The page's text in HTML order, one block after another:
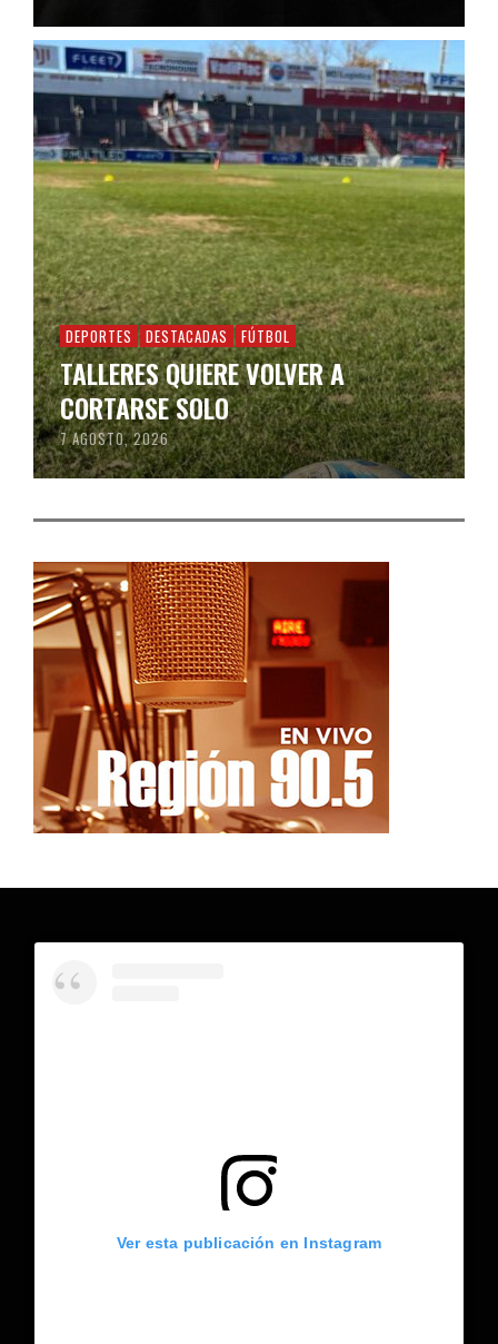
DEPORTES DESTACADAS FÚTBOL
TALLERES QUIERE VOLVER A
CORTARSE SOLO
7 AGOSTO, 2026
Ver esta publicación en Instagram